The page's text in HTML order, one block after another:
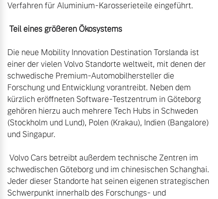
Verfahren für Aluminium-Karosserieteile eingeführt.
Teil eines größeren Ökosystems
Die neue Mobility Innovation Destination Torslanda ist
einer der vielen Volvo Standorte weltweit, mit denen der
schwedische Premium-Automobilhersteller die
Forschung und Entwicklung vorantreibt. Neben dem
kürzlich eröffneten Software-Testzentrum in Göteborg
gehören hierzu auch mehrere Tech Hubs in Schweden
(Stockholm und Lund), Polen (Krakau), Indien (Bangalore)
und Singapur.
schwedischen Göteborg und im chinesischen Schanghai.
Jeder dieser Standorte hat seinen eigenen strategischen
Schwerpunkt innerhalb des Forschungs- und